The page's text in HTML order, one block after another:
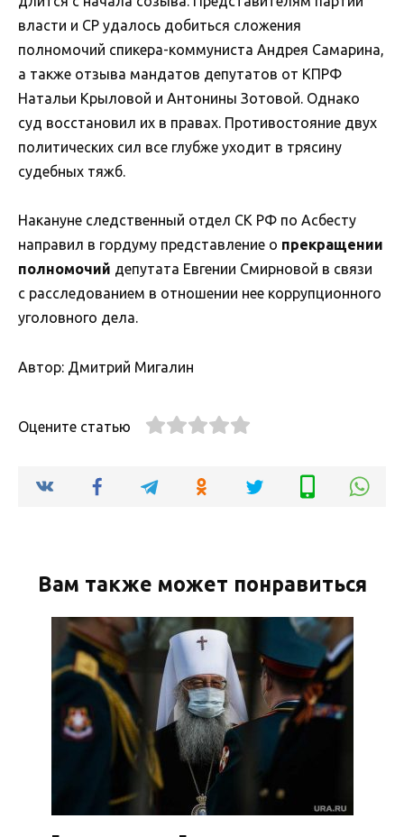
власти и СР удалось добиться сложения
полномочий спикера-коммуниста Андрея Самарина,
а также отзыва мандатов депутатов от КПРФ
Натальи Крыловой и Антонины Зотовой. Однако
суд восстановил их в правах. Противостояние двух
политических сил все глубже уходит в трясину
судебных тяжб.
Накануне следственный отдел СК РФ по Асбесту
направил в гордуму представление о прекращении
полномочий депутата Евгении Смирновой в связи
с расследованием в отношении нее коррупционного
уголовного дела.
Автор: Дмитрий Мигалин
Оцените статью
Вам также может понравиться